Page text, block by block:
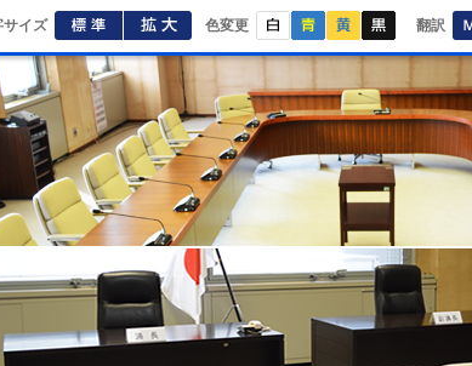
ームページ
サイズ 標準 拡大
色変更 白 青 黄 翻訳